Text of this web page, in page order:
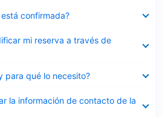
confirmada?
mi reserva a través de
para qué lo necesito?
la información de contacto de la